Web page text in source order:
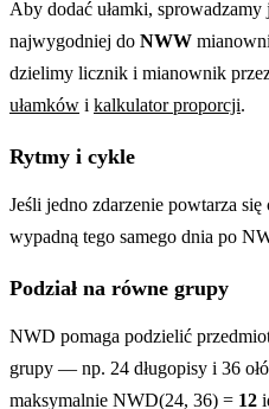
Aby dodać ułamki,
najwygodniej do NWW
dzielimy licznik i mianownik
ułamków i kalkulator proporcji.
Rytmy i cykle
Jeśli jedno zdarzenie powtarza
wypadną tego samego dnia po
Podział na równe grupy
NWD pomaga podzielić
grupy — np. 24 długopisy i 36
maksymalnie NWD(24, 36) = 12